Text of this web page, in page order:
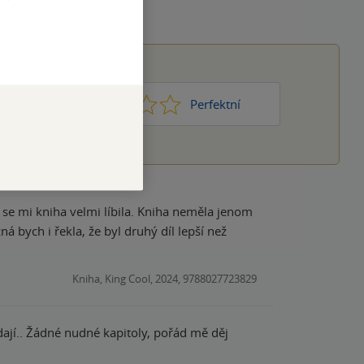
Perfektní
mi kniha velmi líbila. Kniha neměla jenom
bych i řekla, že byl druhý díl lepší než
Kniha, King Cool, 2024, 9788027723829